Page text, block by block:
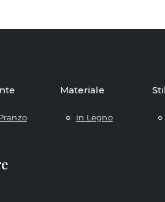
Materiale
In Legno